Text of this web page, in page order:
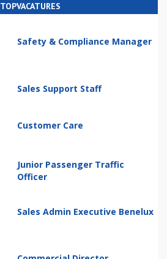
TOPVACATURES
Safety & Compliance Manager
Sales Support Staff
Customer Care
Junior Passenger Traffic
Officer
Sales Admin Executive Benelux